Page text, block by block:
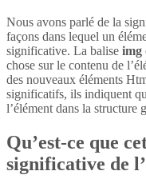
Nous avons parlé de la
façons dans lequel un
significative. La balise img
chose sur le contenu de
des nouveaux éléments
significatifs, ils indiquent
l’élément dans la structure
Qu’est-ce que
significative de